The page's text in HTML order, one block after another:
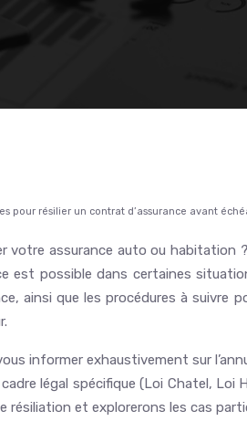
pour résilier un contrat d’assurance avant
votre assurance auto ou habitation
est possible dans certaines
ainsi que les procédures à
informer exhaustivement sur
cadre légal spécifique (Loi Chatel,
résiliation et explorerons les cas